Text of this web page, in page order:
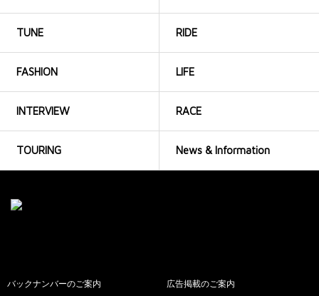
TUNE RIDE
FASHION LIFE
INTERVIEW RACE
TOURING News & Information
バックナンバーのご案内 広告掲載のご案内